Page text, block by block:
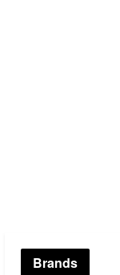
Brands